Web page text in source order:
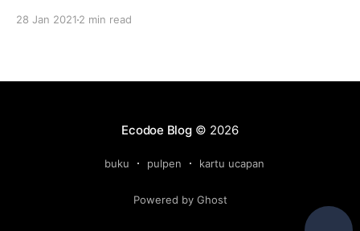
28 Jan 2021 2 min read
Ecodoe Blog© 2026
buku pulpen kartu ucapan
Powered by Ghost